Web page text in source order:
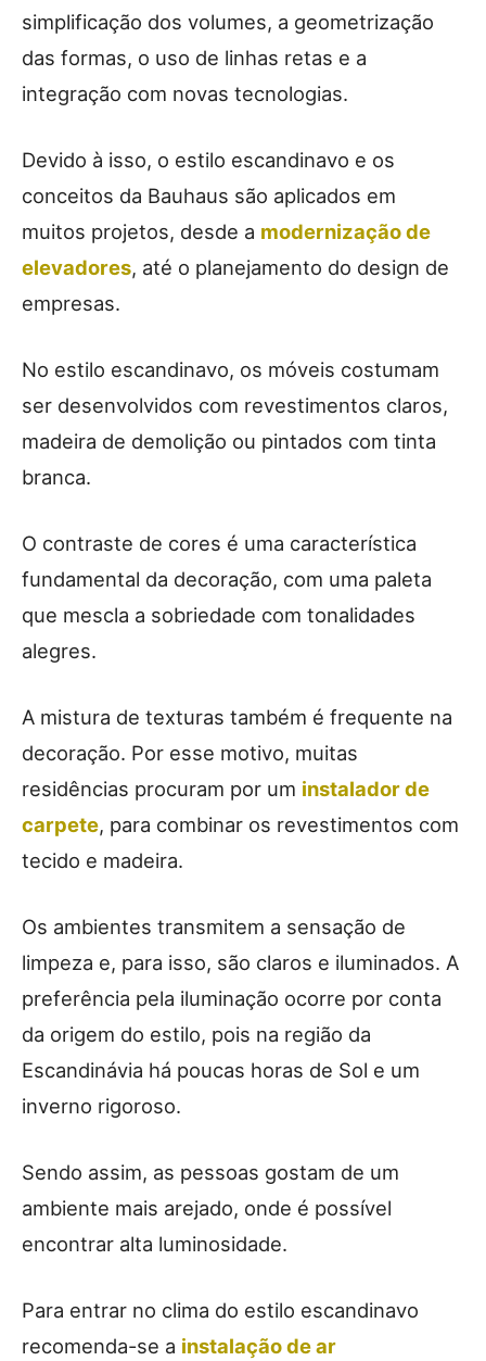
simplificação dos volumes, a geometrização
das formas, o uso de linhas retas e a
integração com novas tecnologias.
Devido à isso, o estilo escandinavo e os
conceitos da Bauhaus são aplicados em
muitos projetos, desde a modernização de
elevadores, até o planejamento do design de
empresas.
No estilo escandinavo, os móveis costumam
ser desenvolvidos com revestimentos claros,
madeira de demolição ou pintados com tinta
branca.
O contraste de cores é uma característica
fundamental da decoração, com uma paleta
que mescla a sobriedade com tonalidades
alegres.
A mistura de texturas também é frequente na
decoração. Por esse motivo, muitas
residências procuram por um instalador de
carpete, para combinar os revestimentos com
tecido e madeira.
Os ambientes transmitem a sensação de
limpeza e, para isso, são claros e iluminados. A
preferência pela iluminação ocorre por conta
da origem do estilo, pois na região da
Escandinávia há poucas horas de Sol e um
inverno rigoroso.
Sendo assim, as pessoas gostam de um
ambiente mais arejado, onde é possível
encontrar alta luminosidade.
Para entrar no clima do estilo escandinavo
recomenda-se a instalação de ar